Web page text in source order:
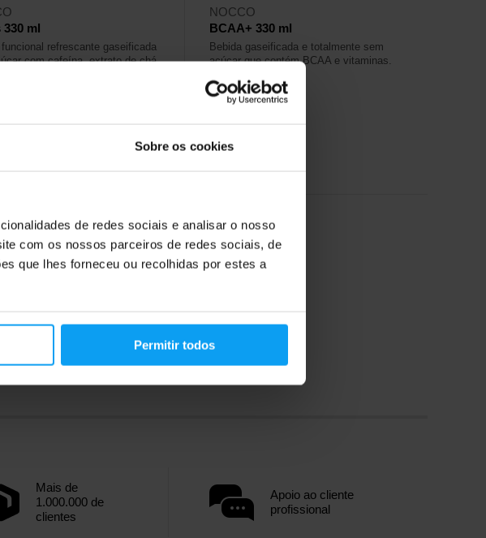
Sobre os cookies
de redes sociais e analisar o nosso
com os nossos parceiros de redes sociais, de
que lhes forneceu ou recolhidas por estes a
Permitir todos
330 ml
funcional refrescante gaseificada
com cafeína, extrato de chá
€
NOCCO
BCAA+ 330 ml
Bebida gaseificada e totalmente sem
açúcar que contém BCAA e vitaminas.
2,59€
2,89
Mais de
1.000.000 de
clientes
Apoio ao cliente
profissional